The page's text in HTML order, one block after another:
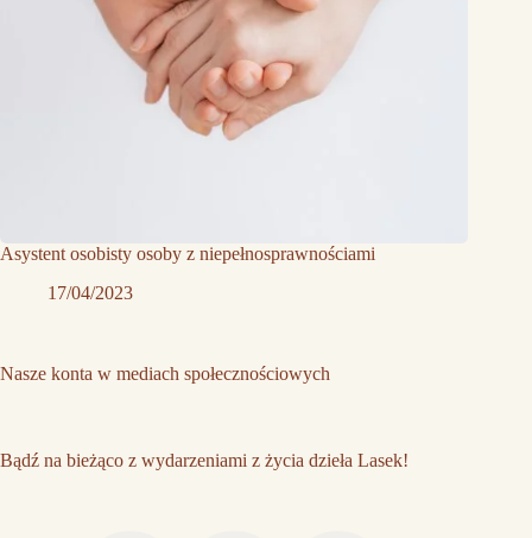
Asystent osobisty osoby z niepełnosprawnościami
17/04/2023
Nasze konta w mediach społecznościowych
Bądź na bieżąco z wydarzeniami z życia dzieła Lasek!